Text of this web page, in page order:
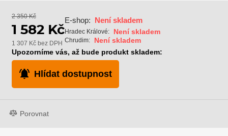
2 350 Kč
1 582 Kč
1 307 Kč bez DPH
E-shop: Není skladem
Hradec Králové: Není skladem
Chrudim:
Není skladem
Upozorníme vás, až bude produkt skladem:
Hlídat dostupnost
Porovnat